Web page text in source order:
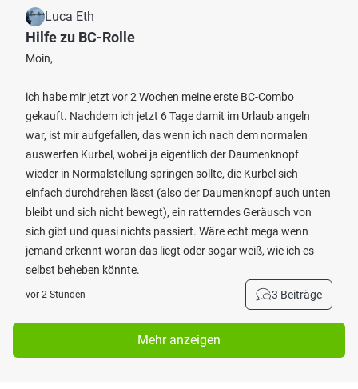
Luca Eth
Hilfe zu BC-Rolle
Moin,
ich habe mir jetzt vor 2 Wochen meine erste BC-Combo
gekauft. Nachdem ich jetzt 6 Tage damit im Urlaub angeln
war, ist mir aufgefallen, das wenn ich nach dem normalen
auswerfen Kurbel, wobei ja eigentlich der Daumenknopf
wieder in Normalstellung springen sollte, die Kurbel sich
einfach durchdrehen lässt (also der Daumenknopf auch unten
bleibt und sich nicht bewegt), ein ratterndes Geräusch von
sich gibt und quasi nichts passiert. Wäre echt mega wenn
jemand erkennt woran das liegt oder sogar weiß, wie ich es
selbst beheben könnte.
vor 2 Stunden 3 Beiträge
Mehr anzeigen